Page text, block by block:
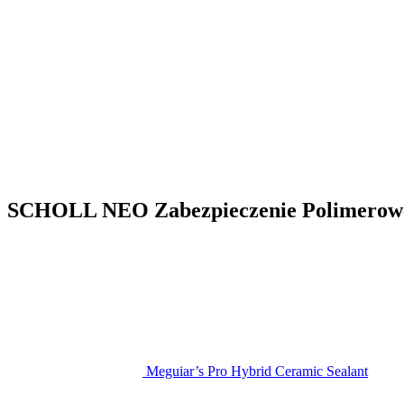
SCHOLL NEO Zabezpieczenie
Meguiar’s Pro Hybrid Ceramic Sealant